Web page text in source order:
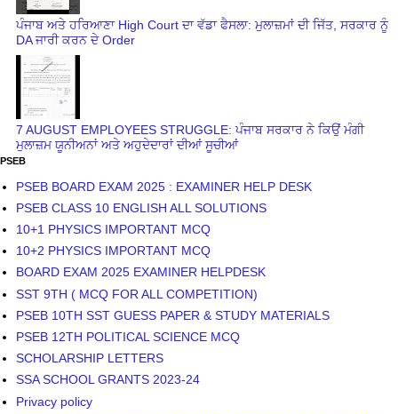
ਪੰਜਾਬ ਅਤੇ ਹਰਿਆਣਾ High Court ਦਾ ਵੱਡਾ ਫੈਸਲਾ: ਮੁਲਾਜ਼ਮਾਂ ਦੀ ਜਿੱਤ, ਸਰਕਾਰ ਨੂੰ
DA ਜਾਰੀ ਕਰਨ ਦੇ Order
7 AUGUST EMPLOYEES STRUGGLE: ਪੰਜਾਬ ਸਰਕਾਰ ਨੇ ਕਿਉਂ ਮੰਗੀ
ਮੁਲਾਜ਼ਮ ਯੂਨੀਅਨਾਂ ਅਤੇ ਅਹੁਦੇਦਾਰਾਂ ਦੀਆਂ ਸੂਚੀਆਂ
PSEB
PSEB BOARD EXAM 2025 : EXAMINER HELP DESK
PSEB CLASS 10 ENGLISH ALL SOLUTIONS
10+1 PHYSICS IMPORTANT MCQ
10+2 PHYSICS IMPORTANT MCQ
BOARD EXAM 2025 EXAMINER HELPDESK
SST 9TH ( MCQ FOR ALL COMPETITION)
PSEB 10TH SST GUESS PAPER & STUDY MATERIALS
PSEB 12TH POLITICAL SCIENCE MCQ
SCHOLARSHIP LETTERS
SSA SCHOOL GRANTS 2023-24
Privacy policy